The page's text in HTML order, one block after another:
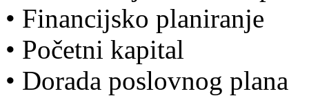
• Financijsko planiranje
• Početni kapital
• Dorada poslovnog plana